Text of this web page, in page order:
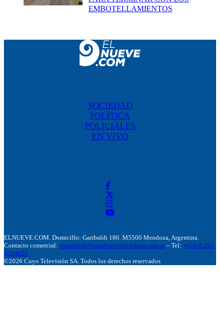
EMBOTELLAMIENTOS
SOCIEDAD
POLÍTICA
POLICIALES
EN VIVO
ELNUEVE.COM. Domicillo: Garibaldi 186. M5500 Mendoza, Argentina.
Contacto comercial: comercial@canalnuevemendoza.com.ar – Tel: +(54) 9 261
4204020
©2026 Cuyo Televisión SA. Todos los derechos reservados